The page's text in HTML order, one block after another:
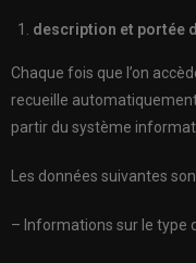
description et portée
Chaque fois que l’on
recueille
partir du système
Les données suivantes
– Informations sur le type